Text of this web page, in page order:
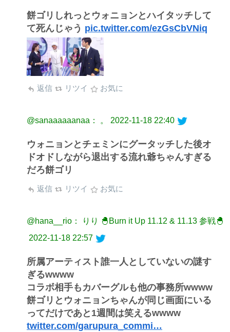
餅ゴリしれっとウォニョンとハイタッチして
て死んじゃう pic.twitter.com/ezGsCbVNiq
返信 リツイ お気に
@sanaaaaaanaa： 。 2022-11-18 22:40
ウォニョンとチェミンにグータッチした後オ
ドオドしながら退出する流れ爺ちゃんすぎる
だろ餅ゴリ
返信 リツイ お気に
@hana__rio： りり 🐣Burn it Up 11.12 & 11.13 参戦🐣
2022-11-18 22:57
所属アーティスト誰一人としていないの謎す
ぎるwwww
コラボ相手もカバーグルも他の事務所wwww
餅ゴリとウォニョンちゃんが同じ画面にいる
ってだけであと1週間は笑えるwwww
twitter.com/garupura_commi…